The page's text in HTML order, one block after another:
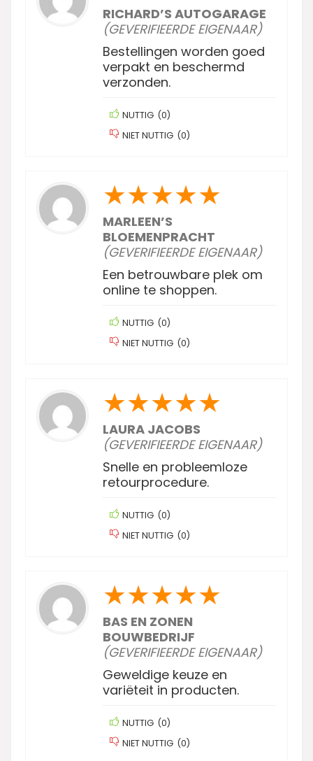
RICHARD’S AUTOGARAGE
(GEVERIFIEERDE EIGENAAR)
Bestellingen worden goed
verpakt en beschermd
verzonden.
NUTTIG (0)
NIET NUTTIG (0)
★★★★★
MARLEEN’S
BLOEMENPRACHT
(GEVERIFIEERDE EIGENAAR)
Een betrouwbare plek om
online te shoppen.
NUTTIG (0)
NIET NUTTIG (0)
★★★★★
LAURA JACOBS
(GEVERIFIEERDE EIGENAAR)
Snelle en probleemloze
retourprocedure.
NUTTIG (0)
NIET NUTTIG (0)
★★★★★
BAS EN ZONEN
BOUWBEDRIJF
(GEVERIFIEERDE EIGENAAR)
Geweldige keuze en
variëteit in producten.
NUTTIG (0)
NIET NUTTIG (0)